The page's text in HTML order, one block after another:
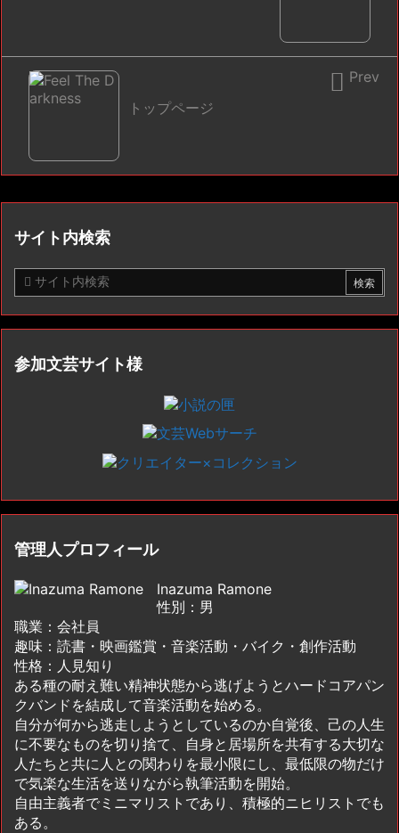
トップページ
 Prev
サイト内検索
参加文芸サイト様
管理人プロフィール
Inazuma Ramone
性別：男
職業：会社員
趣味：読書・映画鑑賞・音楽活動・バイク・創作活動
性格：人見知り
ある種の耐え難い精神状態から逃げようとハードコアパン
クバンドを結成して音楽活動を始める。
自分が何から逃走しようとしているのか自覚後、己の人生
に不要なものを切り捨て、自身と居場所を共有する大切な
人たちと共に人との関わりを最小限にし、最低限の物だけ
で気楽な生活を送りながら執筆活動を開始。
自由主義者でミニマリストであり、積極的ニヒリストでも
ある。